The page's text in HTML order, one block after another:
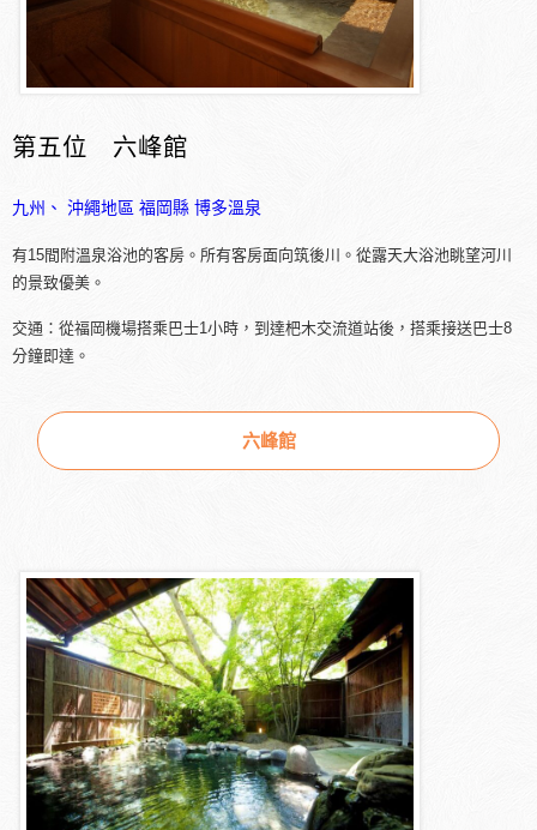
第五位 六峰館
九州、 沖繩地區 福岡縣 博多溫泉
有15間附溫泉浴池的客房。所有客房面向筑後川。從露天大浴池眺望河川
的景致優美。
交通：從福岡機場搭乘巴士1小時，到達杷木交流道站後，搭乘接送巴士8
分鐘即達。
六峰館